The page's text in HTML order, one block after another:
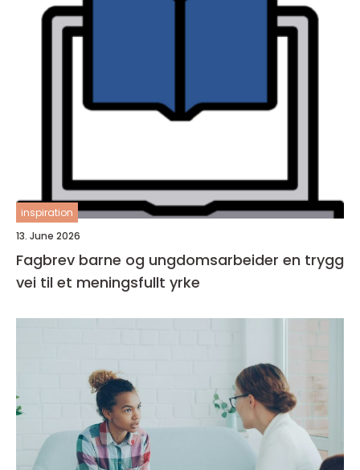
inspiration
13. June 2026
Fagbrev barne og ungdomsarbeider en trygg
vei til et meningsfullt yrke